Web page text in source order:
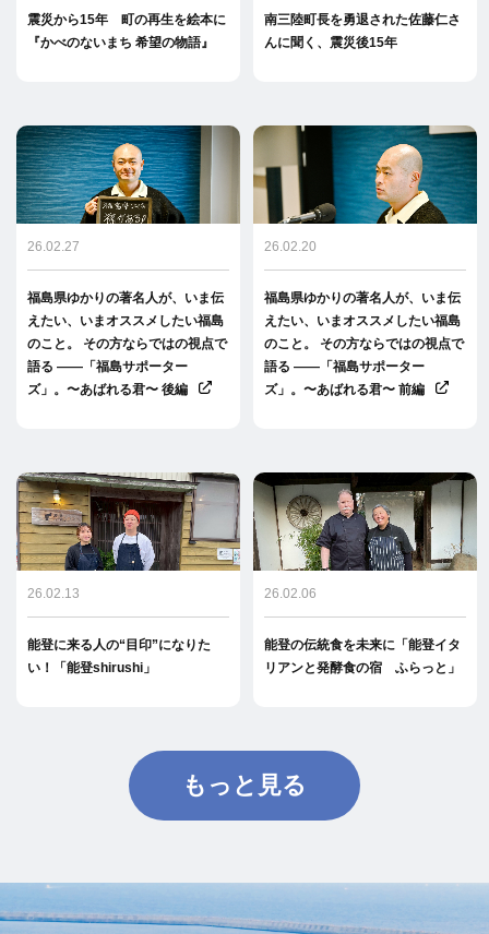
震災から15年 町の再生を絵本に
『かべのないまち 希望の物語』
南三陸町長を勇退された佐藤仁さ
んに聞く、震災後15年
26.02.27
福島県ゆかりの著名人が、いま伝
えたい、いまオススメしたい福島
のこと。 その方ならではの視点で
語る ――「福島サポーター
ズ」。〜あばれる君〜 後編
26.02.20
福島県ゆかりの著名人が、いま伝
えたい、いまオススメしたい福島
のこと。 その方ならではの視点で
語る ――「福島サポーター
ズ」。〜あばれる君〜 前編
26.02.13
能登に来る人の“目印”になりた
い！「能登shirushi」
26.02.06
能登の伝統食を未来に「能登イタ
リアンと発酵食の宿 ふらっと」
もっと見る